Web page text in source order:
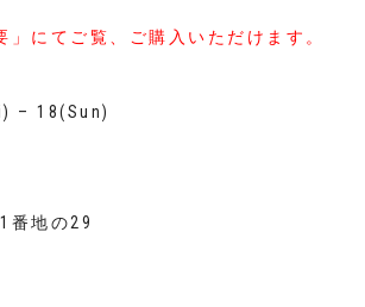
にてご覧、ご購入いただけます。
– 18(Sun)
番地の29